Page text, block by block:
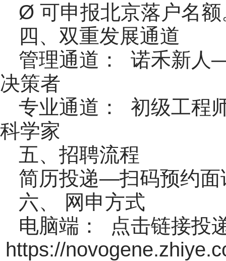
Ø 可申报北京落户名额
四、双重发展通道
管理通道： 诺禾新
决策者
专业通道： 初级工
科学家
五、招聘流程
简历投递—扫码预约
六、 网申方式
电脑端： 点击链接投
https://